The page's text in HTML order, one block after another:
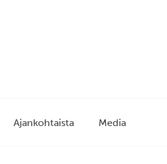
Ajankohtaista Media